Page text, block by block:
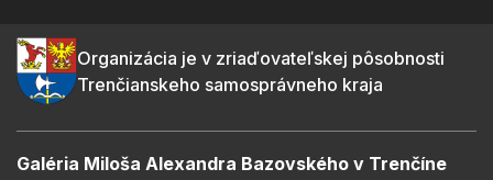
Organizácia je v zriaďovateľskej pôsobnosti
Trenčianskeho samosprávneho kraja
Galéria Miloša Alexandra Bazovského v Trenčíne